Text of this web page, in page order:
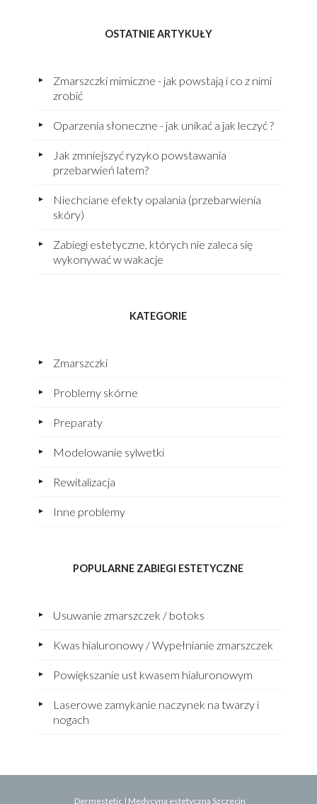
OSTATNIE ARTYKUŁY
Zmarszczki mimiczne - jak powstają i co z nimi
zrobić
Oparzenia słoneczne - jak unikać a jak leczyć ?
Jak zmniejszyć ryzyko powstawania
przebarwień latem?
Niechciane efekty opalania (przebarwienia
skóry)
Zabiegi estetyczne, których nie zaleca się
wykonywać w wakacje
KATEGORIE
Zmarszczki
Problemy skórne
Preparaty
Modelowanie sylwetki
Rewitalizacja
Inne problemy
POPULARNE ZABIEGI ESTETYCZNE
Usuwanie zmarszczek / botoks
Kwas hialuronowy / Wypełnianie zmarszczek
Powiększanie ust kwasem hialuronowym
Laserowe zamykanie naczynek na twarzy i
nogach
Dermestetic | Medycyna estetyczna Szczecin